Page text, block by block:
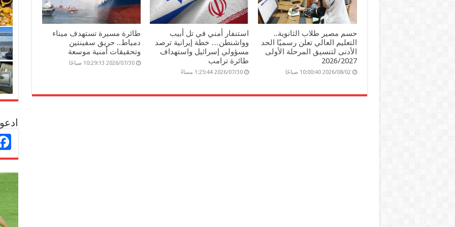
حسم مصير طلاب الثانوية..
التعليم العالي تعلن رسميًا الحد
الأدنى لتنسيق المرحلة الأولى
2026/2027
2026/08/02 10:00:40 صباحًا
استنفار أمني في تل أبيب
وواشنطن… خطة إيرانية ترصد
مسؤولي إسرائيل واستهداف
طائرة ترامب
2026/07/30 1:25:44 مساءً
طائرة مسيرة تستهدف ميناء
دمياط.. حريق سفينتين
وتحقيقات أمنية موسعة
2026/07/30 10:29:13 صباحًا